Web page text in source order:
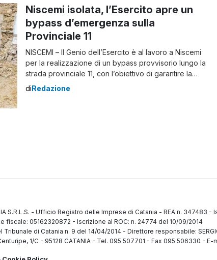
Niscemi isolata, l’Esercito apre un
bypass d’emergenza sulla
Provinciale 11
NISCEMI – Il Genio dell’Esercito è al lavoro a Niscemi
per la realizzazione di un bypass provvisorio lungo la
strada provinciale 11, con l’obiettivo di garantire la
viabilità attorno al centro abitato. L’intervento si è reso
di Redazione
S.R.L.S. - Ufficio Registro delle Imprese di Catania - REA n. 347483 -
fiscale: 05162320872 - Iscrizione al ROC: n. 24774 del 10/09/2014
Tribunale di Catania n. 9 del 14/04/2014 - Direttore responsabile:
1/C - 95128 CATANIA - Tel. 095 507701 - Fax 095 506330 - E-